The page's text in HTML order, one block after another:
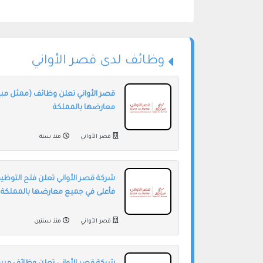
وظائف لدى قصر الأواني
قصر الأواني تعلن وظائف (ممثل
معارضها بالمملكة
قصر الأواني منذ سنة
شركة قصر الأواني تعلن فتح
فأعلى في جميع معارضها بالمملكة
قصر الأواني منذ سنتين